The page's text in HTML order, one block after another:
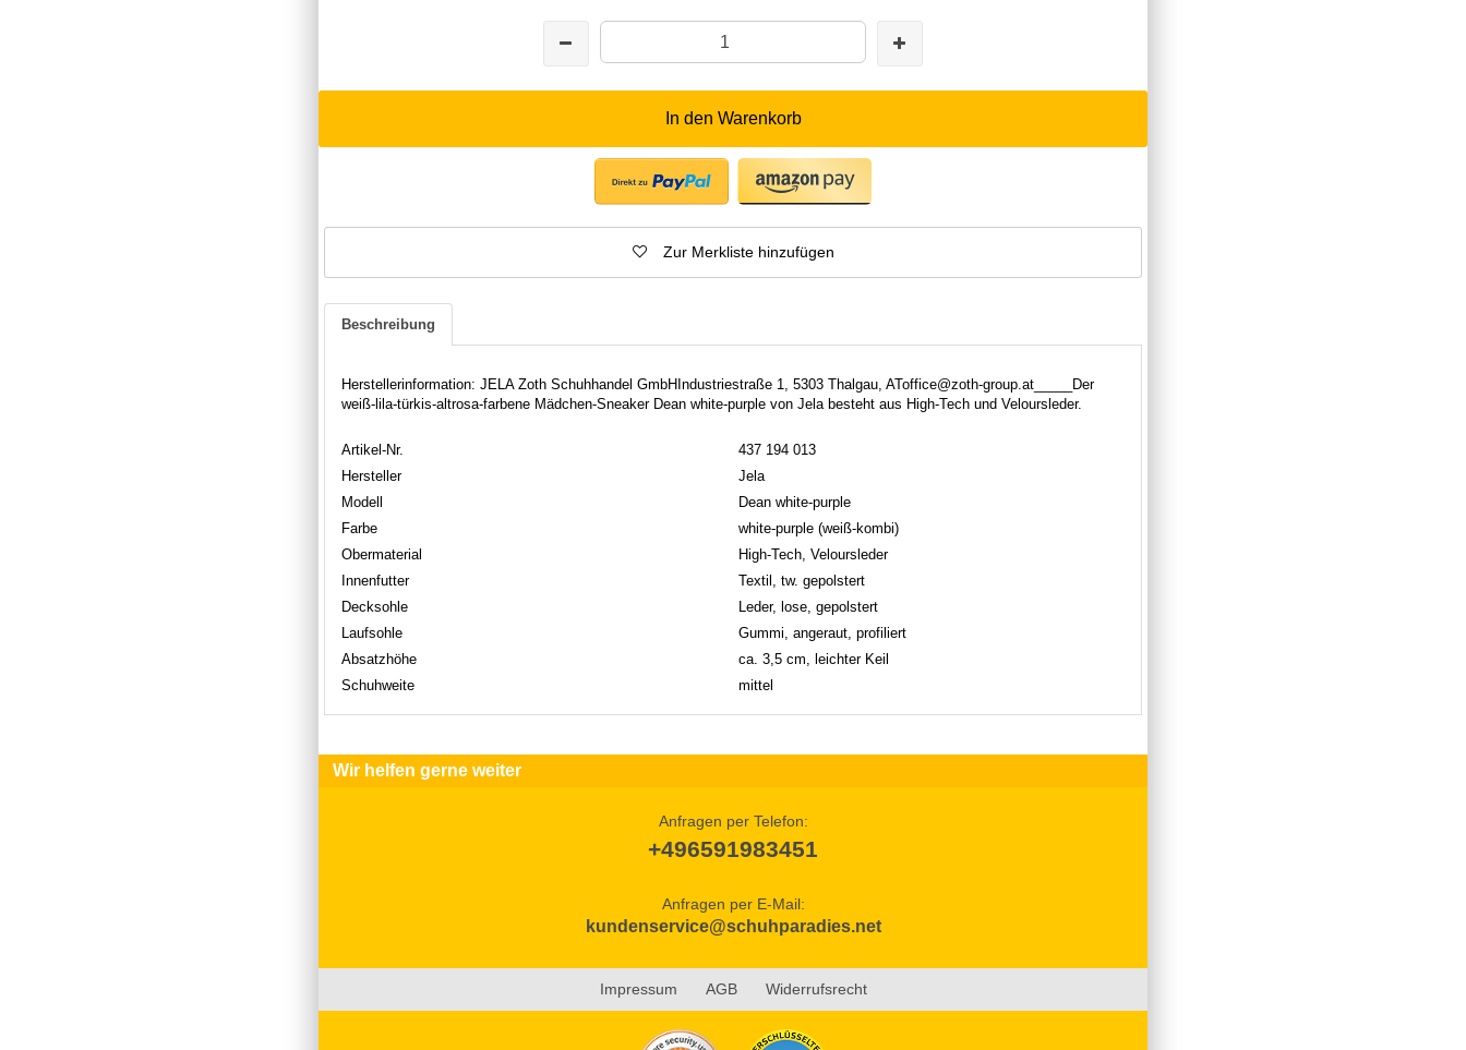
In den Warenkorb
Zur Merkliste hinzufügen
Beschreibung
Herstellerinformation: JELA Zoth Schuhhandel GmbHIndustriestraße 1, 5303 Thalgau, AToffice@zoth-group.at_____Der
weiß-lila-türkis-altrosa-farbene Mädchen-Sneaker Dean white-purple von Jela besteht aus High-Tech und Veloursleder.
Artikel-Nr.
437 194 013
Hersteller
Jela
Modell
Dean white-purple
Farbe
white-purple (weiß-kombi)
Obermaterial
High-Tech, Veloursleder
Innenfutter
Textil, tw. gepolstert
Decksohle
Leder, lose, gepolstert
Laufsohle
Gummi, angeraut, profiliert
Absatzhöhe
ca. 3,5 cm, leichter Keil
Schuhweite
mittel
Wir helfen gerne weiter
Anfragen per Telefon:
+496591983451
Anfragen per E-Mail:
kundenservice@schuhparadies.net
Impressum AGB Widerrufsrecht